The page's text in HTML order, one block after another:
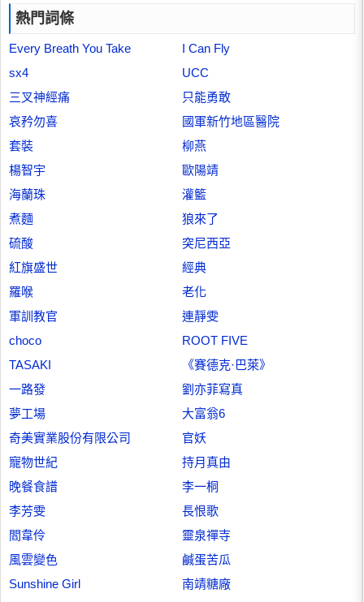
熱門詞條
Every Breath You Take
I Can Fly
sx4
UCC
三叉神經痛
只能勇敢
哀矜勿喜
國軍新竹地區醫院
套裝
柳燕
楊智宇
歐陽靖
海蘭珠
灌籃
煮麵
狼來了
硫酸
突尼西亞
紅旗盛世
經典
羅喉
老化
軍訓教官
連靜雯
choco
ROOT FIVE
TASAKI
《賽德克·巴萊》
一路發
劉亦菲寫真
夢工場
大富翁6
奇美實業股份有限公司
官妖
寵物世紀
持月真由
晚餐食譜
李一桐
李芳雯
長恨歌
閻韋伶
靈泉禪寺
風雲變色
鹹蛋苦瓜
Sunshine Girl
南靖糖廠